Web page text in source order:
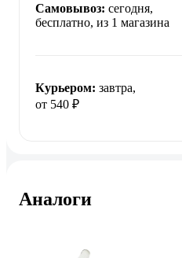
Самовывоз: сегодня,
бесплатно, из 1 магазина
Курьером: завтра,
от 540 ₽
Аналоги